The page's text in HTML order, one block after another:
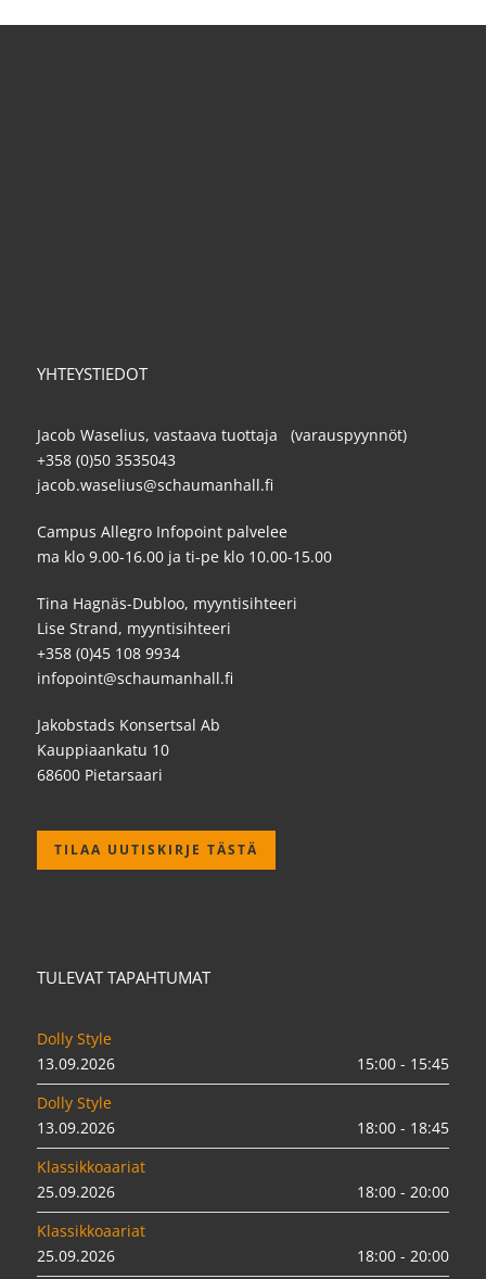
YHTEYSTIEDOT
Jacob Waselius, vastaava tuottaja (varauspyynnöt)
+358 (0)50 3535043
jacob.waselius@schaumanhall.fi
Campus Allegro Infopoint palvelee
ma klo 9.00-16.00 ja ti-pe klo 10.00-15.00
Tina Hagnäs-Dubloo, myyntisihteeri
Lise Strand, myyntisihteeri
+358 (0)45 108 9934
infopoint@schaumanhall.fi
Jakobstads Konsertsal Ab
Kauppiaankatu 10
68600 Pietarsaari
TILAA UUTISKIRJE TÄSTÄ
TULEVAT TAPAHTUMAT
Dolly Style
13.09.2026
15:00 - 15:45
Dolly Style
13.09.2026
18:00 - 18:45
Klassikkoaariat
25.09.2026
18:00 - 20:00
Klassikkoaariat
25.09.2026
18:00 - 20:00